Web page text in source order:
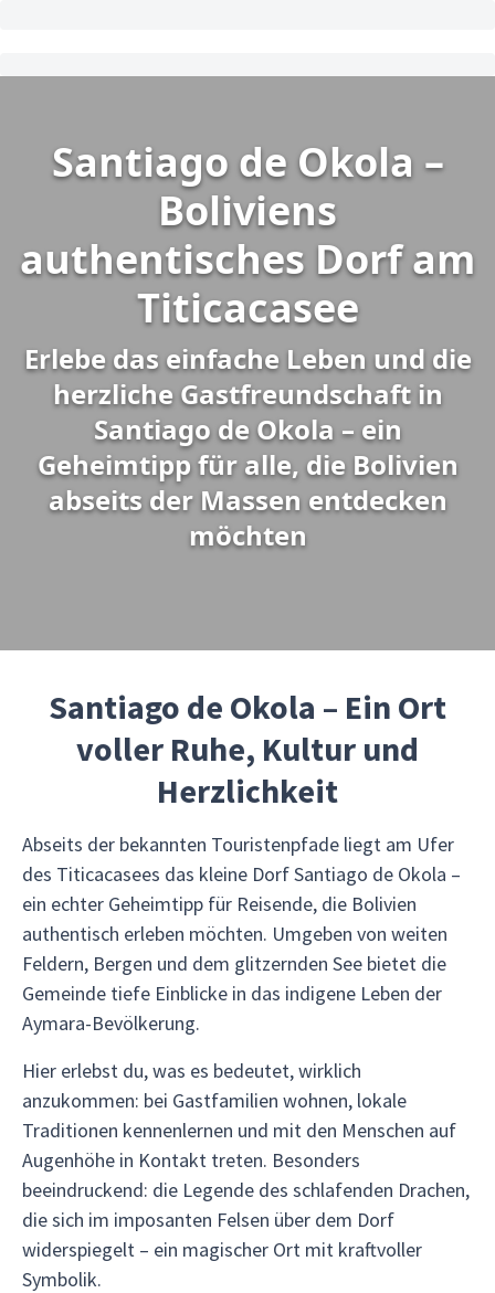
Santiago de Okola –
Boliviens
authentisches Dorf am
Titicacasee
Erlebe das einfache Leben und die
herzliche Gastfreundschaft in
Santiago de Okola – ein
Geheimtipp für alle, die Bolivien
abseits der Massen entdecken
möchten
Santiago de Okola – Ein Ort
voller Ruhe, Kultur und
Herzlichkeit
Abseits der bekannten Touristenpfade liegt am Ufer
des Titicacasees das kleine Dorf Santiago de Okola –
ein echter Geheimtipp für Reisende, die Bolivien
authentisch erleben möchten. Umgeben von weiten
Feldern, Bergen und dem glitzernden See bietet die
Gemeinde tiefe Einblicke in das indigene Leben der
Aymara-Bevölkerung.
Hier erlebst du, was es bedeutet, wirklich
anzukommen: bei Gastfamilien wohnen, lokale
Traditionen kennenlernen und mit den Menschen auf
Augenhöhe in Kontakt treten. Besonders
beeindruckend: die Legende des schlafenden Drachen,
die sich im imposanten Felsen über dem Dorf
widerspiegelt – ein magischer Ort mit kraftvoller
Symbolik.